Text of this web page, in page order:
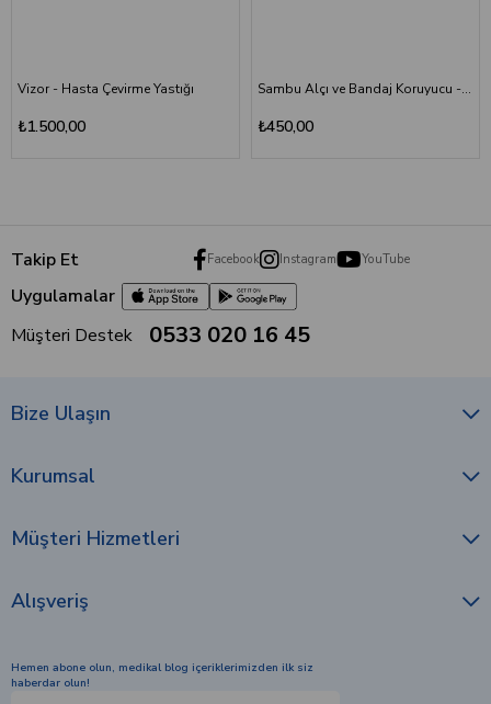
Vizor - Hasta Çevirme Yastığı
₺1.500,00
Sambu Alçı ve Bandaj Koruyucu - Çocuk Kol
₺450,00
Takip Et Facebook Instagram YouTube
Uygulamalar
Müşteri Destek
0533 020 16 45
Bize Ulaşın
Kurumsal
Müşteri Hizmetleri
Alışveriş
Hemen abone olun, medikal blog içeriklerimizden ilk siz
haberdar olun!